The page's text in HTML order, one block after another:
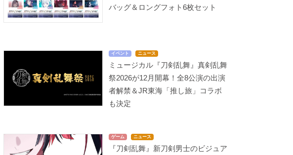
バッグ＆ロングフォト6枚セット
イベント ニュース
ミュージカル『刀剣乱舞』真剣乱舞
祭2026が12月開幕！全8公演の出演
者解禁＆JR東海「推し旅」コラボ
も決定
ゲーム ニュース
『刀剣乱舞』新刀剣男士のビジュア